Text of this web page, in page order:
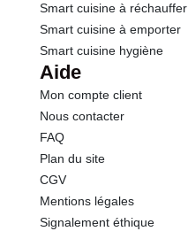
Smart cuisine à réchauffer
Smart cuisine à emporter
Smart cuisine hygiène
Aide
Mon compte client
Nous contacter
FAQ
Plan du site
CGV
Mentions légales
Signalement éthique